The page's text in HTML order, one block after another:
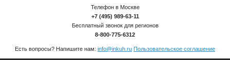
Телефон в Москве
+7 (495) 989-63-11
Бесплатный звонок для регионов
8-800-775-6312
Есть вопросы? Напишите нам: info@inkuh.ru Пользовательское соглашение